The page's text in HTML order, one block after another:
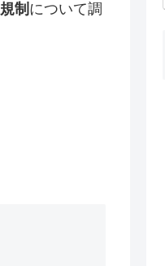
制 について調